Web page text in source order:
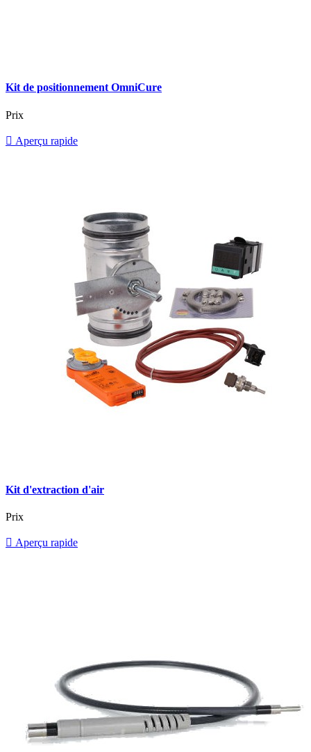
Kit de positionnement OmniCure
Prix
 Aperçu rapide
Kit d'extraction d'air
Prix
 Aperçu rapide